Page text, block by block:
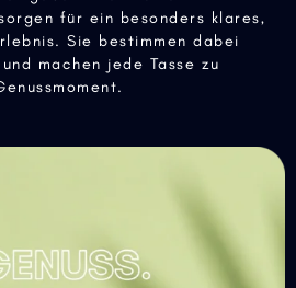
geben ihre Aromen
für ein besonders klares,
Sie bestimmen dabei
machen jede Tasse zu